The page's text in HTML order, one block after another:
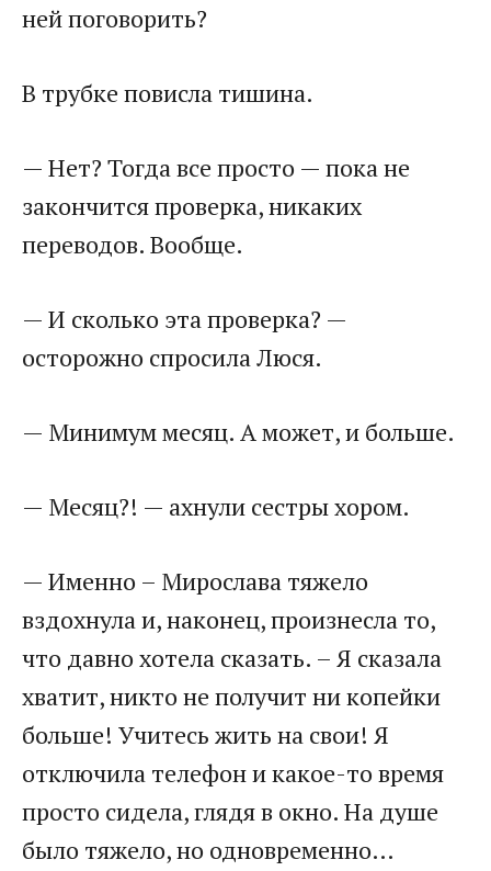
ней поговорить?
В трубке повисла тишина.
— Нет? Тогда все просто — пока не
закончится проверка, никаких
переводов. Вообще.
— И сколько эта проверка? —
осторожно спросила Люся.
— Минимум месяц. А может, и больше.
— Месяц?! — ахнули сестры хором.
— Именно – Мирослава тяжело
вздохнула и, наконец, произнесла то,
что давно хотела сказать. – Я сказала
хватит, никто не получит ни копейки
больше! Учитесь жить на свои! Я
отключила телефон и какое-то время
просто сидела, глядя в окно. На душе
было тяжело, но одновременно…